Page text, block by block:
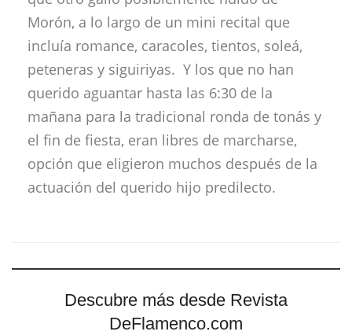
Morón, a lo largo de un mini recital que
incluía romance, caracoles, tientos, soleá,
peteneras y siguiriyas. Y los que no han
querido aguantar hasta las 6:30 de la
mañana para la tradicional ronda de tonás y
el fin de fiesta, eran libres de marcharse,
opción que eligieron muchos después de la
actuación del querido hijo predilecto.
Descubre más desde Revista
DeFlamenco.com